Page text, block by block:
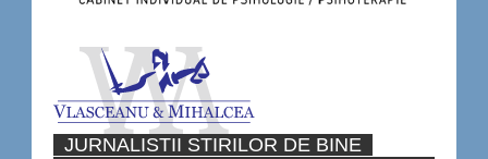
JURNALISTII STIRILOR DE BINE